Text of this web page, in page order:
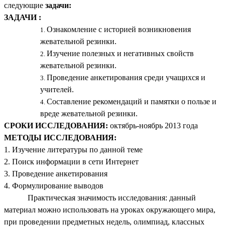
следующие задачи:
ЗАДАЧИ :
Ознакомление с историей возникновения
жевательной резинки.
Изучение полезных и негативных свойств
жевательной резинки.
Проведение анкетирования среди учащихся и
учителей.
Составление рекомендаций и памятки о пользе и
вреде жевательной резинки.
СРОКИ ИССЛЕДОВАНИЯ: октябрь-ноябрь 2013 года
МЕТОДЫ ИССЛЕДОВАНИЯ:
1. Изучение литературы по данной теме
2. Поиск информации в сети Интернет
3. Проведение анкетирования
4. Формулирование выводов
Практическая значимость исследования: данный
материал можно использовать на уроках окружающего мира,
при проведении предметных недель, олимпиад, классных